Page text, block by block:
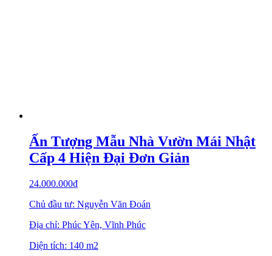
Ấn Tượng Mẫu Nhà Vườn Mái Nhật
Cấp 4 Hiện Đại Đơn Giản
24.000.000₫
Chủ đầu tư: Nguyễn Văn Đoán
Địa chỉ: Phúc Yên, Vĩnh Phúc
Diện tích: 140 m2